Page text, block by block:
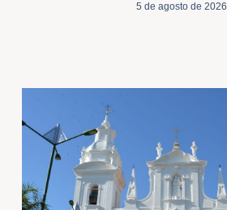
5 de agosto de 2026